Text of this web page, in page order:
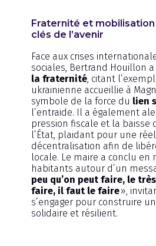
Fraternité et
clés de l’avenir
Face aux crises
sociales, Bertrand Houillon
la fraternité, citant
ukrainienne accueillie à
symbole de la force du lien
l’entraide. Il a également
pression fiscale et la baisse
l’État, plaidant pour une
décentralisation afin de
locale. Le maire a conclu en
habitants autour d’un
peu qu’on peut faire, le
faire, il faut le faire»,
s’engager pour construire
solidaire et résilient.